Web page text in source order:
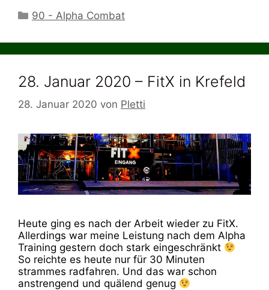
Kategorien
90 - Alpha Combat
28. Januar 2020 – FitX in Krefeld
28. Januar 2020 von Pletti
Heute ging es nach der Arbeit wieder zu FitX.
Allerdings war meine Leistung nach dem Alpha
Training gestern doch stark eingeschränkt
So reichte es heute nur für 30 Minuten
strammes radfahren. Und das war schon
anstrengend und quälend genug